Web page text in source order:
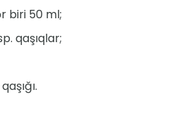
biri 50 ml;
qaşıqlar;